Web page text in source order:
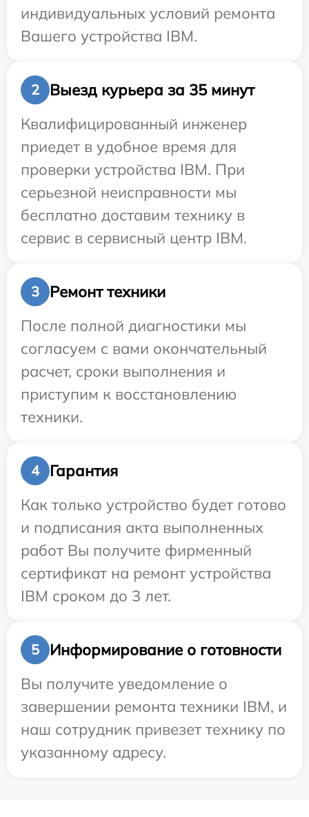
индивидуальных условий ремонта
Вашего устройства IBM.
2
Выезд курьера за 35 минут
Квалифицированный инженер
приедет в удобное время для
проверки устройства IBM. При
серьезной неисправности мы
бесплатно доставим технику в
сервис в сервисный центр IBM.
3
Ремонт техники
После полной диагностики мы
согласуем с вами окончательный
расчет, сроки выполнения и
приступим к восстановлению
техники.
4
Гарантия
Как только устройство будет готово
и подписания акта выполненных
работ Вы получите фирменный
сертификат на ремонт устройства
IBM сроком до 3 лет.
5
Информирование о готовности
Вы получите уведомление о
завершении ремонта техники IBM, и
наш сотрудник привезет технику по
указанному адресу.